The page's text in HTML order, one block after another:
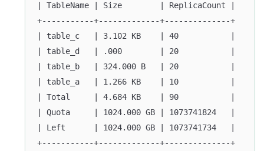
| TableName | Size        | ReplicaCount |
+-----------+-------------+--------------+
| table_c   | 3.102 KB    | 40           |
| table_d   | .000        | 20           |
| table_b   | 324.000 B   | 20           |
| table_a   | 1.266 KB    | 10           |
| Total     | 4.684 KB    | 90           |
| Quota     | 1024.000 GB | 1073741824   |
| Left      | 1024.000 GB | 1073741734   |
+-----------+-------------+--------------+